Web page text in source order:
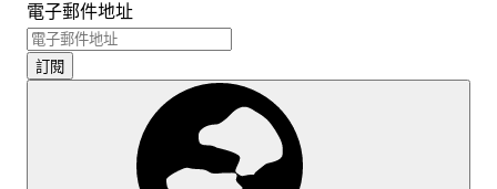
電子郵件地址
訂閱